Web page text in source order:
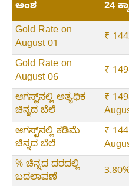
ಅಂಶ 24
Gold Rate on
August 01
₹
Gold Rate on
August 06
₹
ಆಗಸ್ಟ್‌ನಲ್ಲಿ ಅತ್ಯಧಿಕ
ಚಿನ್ನದ ಬೆಲೆ
₹
ಆಗಸ್ಟ್‌ನಲ್ಲಿ ಕಡಿಮೆ
ಚಿನ್ನದ ಬೆಲೆ
₹
% ಚಿನ್ನದ ದರದಲ್ಲಿ
ಬದಲಾವಣೆ